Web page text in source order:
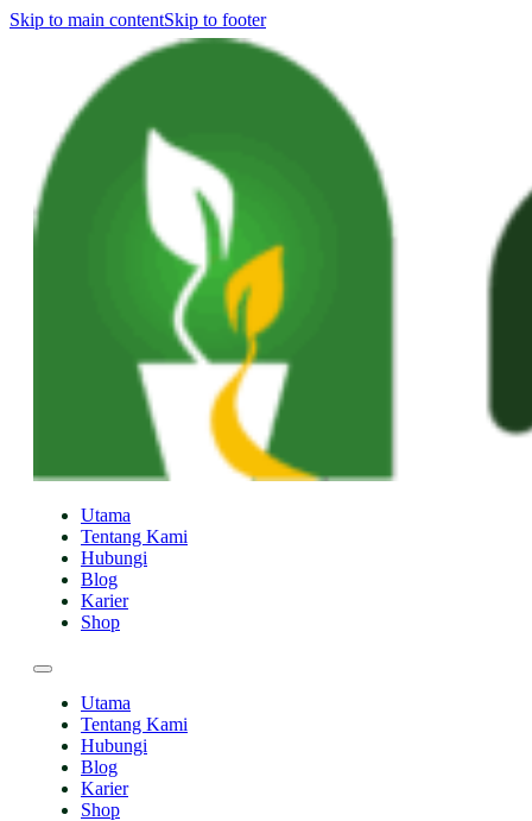
Skip to main contentSkip to footer
Utama
Tentang Kami
Hubungi
Blog
Karier
Shop
Utama
Tentang Kami
Hubungi
Blog
Karier
Shop